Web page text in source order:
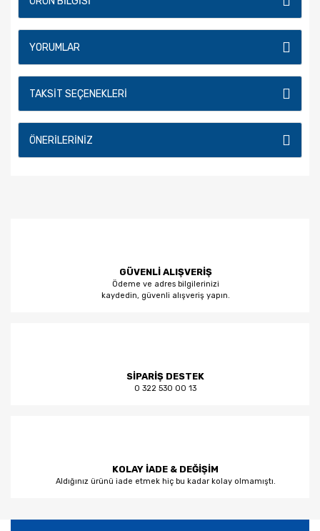
YORUMLAR
TAKSIT SEÇENEKLERI
ÖNERILERINIZ
GÜVENLİ ALIŞVERİŞ
Ödeme ve adres bilgilerinizi
kaydedin, güvenli alışveriş yapın.
SİPARİŞ DESTEK
0 322 530 00 13
KOLAY İADE & DEĞİŞİM
Aldığınız ürünü iade etmek hiç bu kadar kolay olmamıştı.